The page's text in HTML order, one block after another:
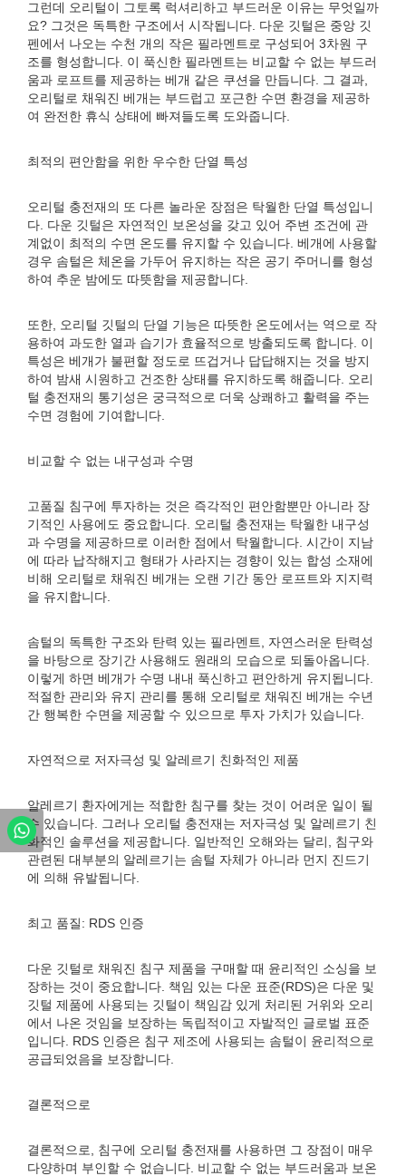
그런데 오리털이 그토록 럭셔리하고 부드러운 이유는 무엇일까
요? 그것은 독특한 구조에서 시작됩니다. 다운 깃털은 중앙 깃
펜에서 나오는 수천 개의 작은 필라멘트로 구성되어 3차원 구
조를 형성합니다. 이 푹신한 필라멘트는 비교할 수 없는 부드러
움과 로프트를 제공하는 베개 같은 쿠션을 만듭니다. 그 결과,
오리털로 채워진 베개는 부드럽고 포근한 수면 환경을 제공하
여 완전한 휴식 상태에 빠져들도록 도와줍니다.
최적의 편안함을 위한 우수한 단열 특성
오리털 충전재의 또 다른 놀라운 장점은 탁월한 단열 특성입니
다. 다운 깃털은 자연적인 보온성을 갖고 있어 주변 조건에 관
계없이 최적의 수면 온도를 유지할 수 있습니다. 베개에 사용할
경우 솜털은 체온을 가두어 유지하는 작은 공기 주머니를 형성
하여 추운 밤에도 따뜻함을 제공합니다.
또한, 오리털 깃털의 단열 기능은 따뜻한 온도에서는 역으로 작
용하여 과도한 열과 습기가 효율적으로 방출되도록 합니다. 이
특성은 베개가 불편할 정도로 뜨겁거나 답답해지는 것을 방지
하여 밤새 시원하고 건조한 상태를 유지하도록 해줍니다. 오리
털 충전재의 통기성은 궁극적으로 더욱 상쾌하고 활력을 주는
수면 경험에 기여합니다.
비교할 수 없는 내구성과 수명
고품질 침구에 투자하는 것은 즉각적인 편안함뿐만 아니라 장
기적인 사용에도 중요합니다. 오리털 충전재는 탁월한 내구성
과 수명을 제공하므로 이러한 점에서 탁월합니다. 시간이 지남
에 따라 납작해지고 형태가 사라지는 경향이 있는 합성 소재에
비해 오리털로 채워진 베개는 오랜 기간 동안 로프트와 지지력
을 유지합니다.
솜털의 독특한 구조와 탄력 있는 필라멘트, 자연스러운 탄력성
을 바탕으로 장기간 사용해도 원래의 모습으로 되돌아옵니다.
이렇게 하면 베개가 수명 내내 푹신하고 편안하게 유지됩니다.
적절한 관리와 유지 관리를 통해 오리털로 채워진 베개는 수년
간 행복한 수면을 제공할 수 있으므로 투자 가치가 있습니다.
자연적으로 저자극성 및 알레르기 친화적인 제품
알레르기 환자에게는 적합한 침구를 찾는 것이 어려운 일이 될
수 있습니다. 그러나 오리털 충전재는 저자극성 및 알레르기 친
화적인 솔루션을 제공합니다. 일반적인 오해와는 달리, 침구와
관련된 대부분의 알레르기는 솜털 자체가 아니라 먼지 진드기
에 의해 유발됩니다.
최고 품질: RDS 인증
다운 깃털로 채워진 침구 제품을 구매할 때 윤리적인 소싱을 보
장하는 것이 중요합니다. 책임 있는 다운 표준(RDS)은 다운 및
깃털 제품에 사용되는 깃털이 책임감 있게 처리된 거위와 오리
에서 나온 것임을 보장하는 독립적이고 자발적인 글로벌 표준
입니다. RDS 인증은 침구 제조에 사용되는 솜털이 윤리적으로
공급되었음을 보장합니다.
결론적으로
결론적으로, 침구에 오리털 충전재를 사용하면 그 장점이 매우
다양하며 부인할 수 없습니다. 비교할 수 없는 부드러움과 보온